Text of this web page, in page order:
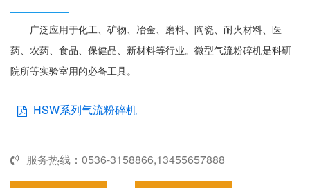
广泛应用于化工、矿物、冶金、磨料、陶瓷、耐火材料、医
药、农药、食品、保健品、新材料等行业。微型气流粉碎机是科研
院所等实验室用的必备工具。
HSW系列气流粉碎机
服务热线：0536-3158866,13455657888